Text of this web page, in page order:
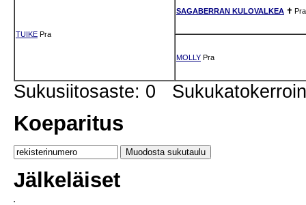
TUIKE Pra
SAGABERRAN KULOVALKEA ✝ Pra
MOLLY Pra
Sukusiitosaste: 0
Koeparitus
Jälkeläiset